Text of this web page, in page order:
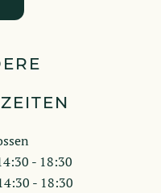
- 18:30
- 18:30